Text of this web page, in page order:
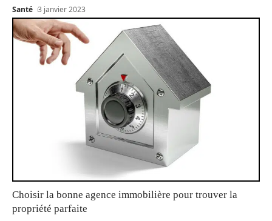
Santé 3 janvier 2023
Choisir la bonne agence immobilière pour trouver la
propriété parfaite